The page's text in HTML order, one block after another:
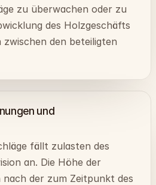
zu überwachen oder zu
des Holzgeschäfts
den beteiligten
und
fällt zulasten des
an. Die Höhe der
der zum Zeitpunkt des